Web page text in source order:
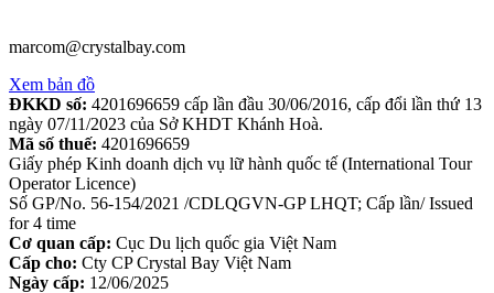
marcom@crystalbay.com
Xem bản đồ
ĐKKD số: 4201696659 cấp lần đầu 30/06/2016, cấp đổi lần thứ 13
ngày 07/11/2023 của Sở KHDT Khánh Hoà.
Mã số thuế: 4201696659
Giấy phép Kinh doanh dịch vụ lữ hành quốc tế (International Tour
Operator Licence)
Số GP/No. 56-154/2021 /CDLQGVN-GP LHQT; Cấp lần/ Issued
for 4 time
Cơ quan cấp: Cục Du lịch quốc gia Việt Nam
Cấp cho: Cty CP Crystal Bay Việt Nam
Ngày cấp: 12/06/2025